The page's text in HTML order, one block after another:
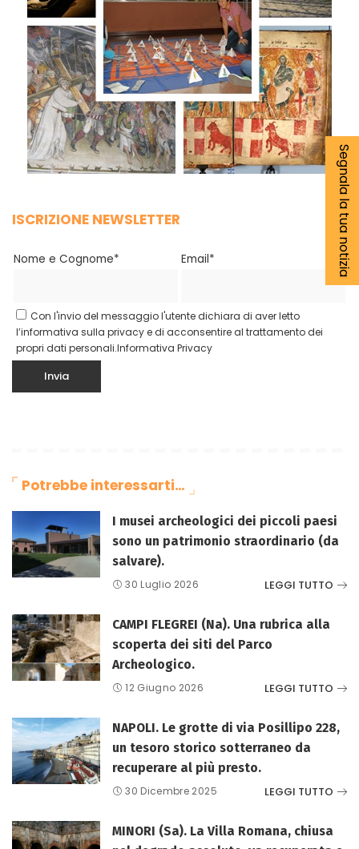
ISCRIZIONE NEWSLETTER
Nome e Cognome* Email*
Con l'invio del messaggio l'utente dichiara di aver letto
l’informativa sulla privacy e di acconsentire al trattamento dei
propri dati personali.Informativa Privacy
Potrebbe interessarti…
I musei archeologici dei piccoli paesi
sono un patrimonio straordinario (da
salvare).
30 Luglio 2026 LEGGI TUTTO
CAMPI FLEGREI (Na). Una rubrica alla
scoperta dei siti del Parco
Archeologico.
12 Giugno 2026 LEGGI TUTTO
NAPOLI. Le grotte di via Posillipo 228,
un tesoro storico sotterraneo da
recuperare al più presto.
30 Dicembre 2025 LEGGI TUTTO
MINORI (Sa). La Villa Romana, chiusa
Segnala la tua notizia